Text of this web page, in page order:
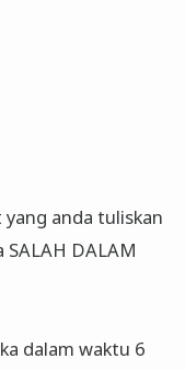
anda tuliskan
DALAM
dalam waktu 6